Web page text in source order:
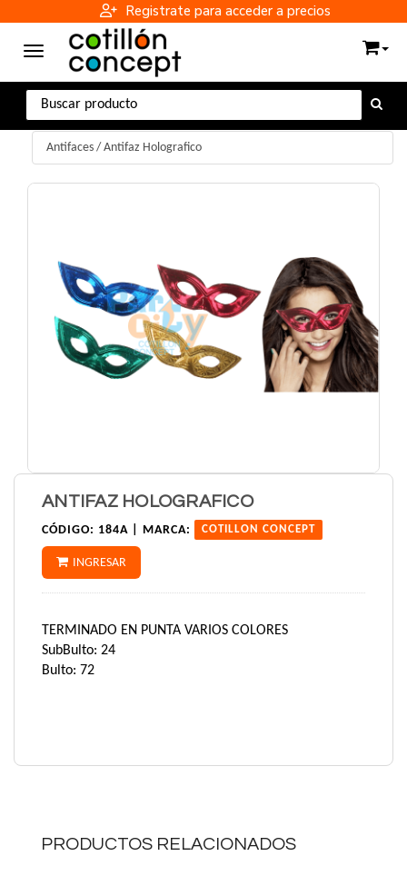
Registrate para acceder a precios
Toggle navigation
Antifaces / Antifaz Holografico
ANTIFAZ HOLOGRAFICO
CÓDIGO: 184A | MARCA: COTILLON CONCEPT
INGRESAR
TERMINADO EN PUNTA VARIOS COLORES
SubBulto: 24
Bulto: 72
PRODUCTOS RELACIONADOS